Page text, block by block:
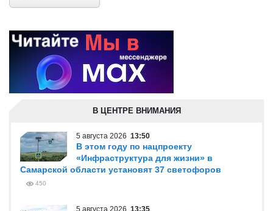
В ЦЕНТРЕ ВНИМАНИЯ
5 августа 2026 13:50
В этом году по нацпроекту
«Инфраструктура для жизни» в
Самарской области установят 37 светофоров
450
5 августа 2026 13:35